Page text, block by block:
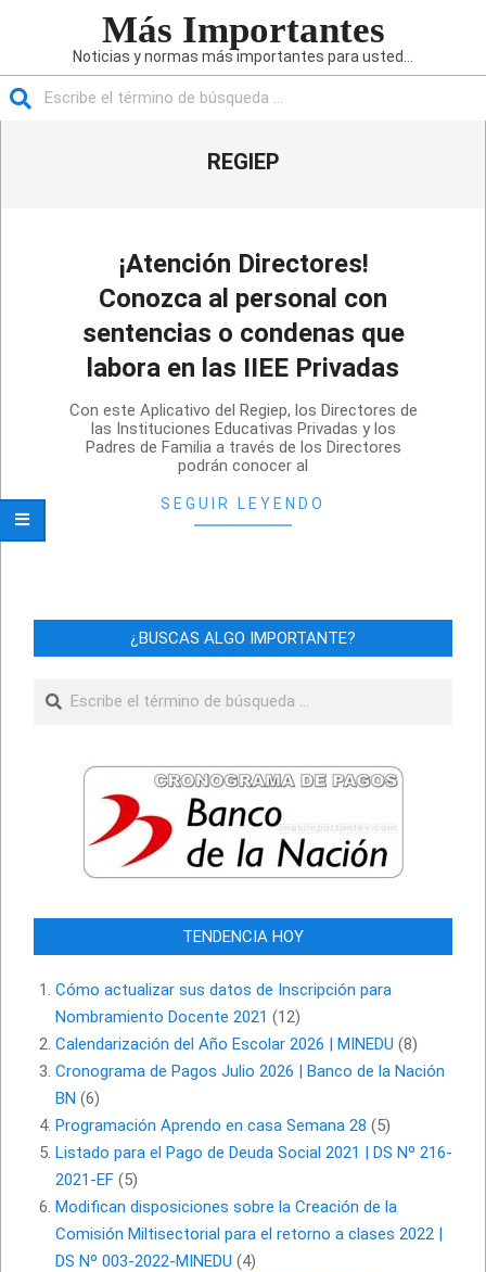
Más Importantes
Noticias y normas más importantes para usted...
REGIEP
¡Atención Directores!
Conozca al personal con
sentencias o condenas que
labora en las IIEE Privadas
Con este Aplicativo del Regiep, los Directores de
las Instituciones Educativas Privadas y los
Padres de Familia a través de los Directores
podrán conocer al
SEGUIR LEYENDO
¿BUSCAS ALGO IMPORTANTE?
Buscar
TENDENCIA HOY
Cómo actualizar sus datos de Inscripción para
Nombramiento Docente 2021 (12)
Calendarización del Año Escolar 2026 | MINEDU (8)
Cronograma de Pagos Julio 2026 | Banco de la Nación
BN (6)
Programación Aprendo en casa Semana 28 (5)
Listado para el Pago de Deuda Social 2021 | DS Nº 216-
2021-EF (5)
Modifican disposiciones sobre la Creación de la
Comisión Miltisectorial para el retorno a clases 2022 |
DS Nº 003-2022-MINEDU (4)